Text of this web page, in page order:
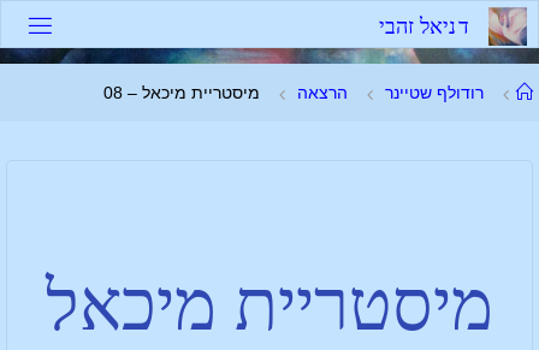
דניאל זהבי
רודולף שטיינר הרצאה מיסטריית מיכאל – 08
מיסטריית מיכאל